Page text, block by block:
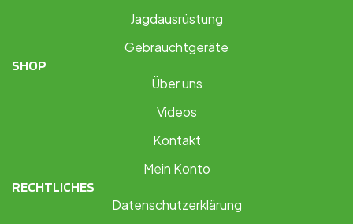
Jagdausrüstung
Gebrauchtgeräte
SHOP
Über uns
Videos
Kontakt
Mein Konto
RECHTLICHES
Datenschutzerklärung